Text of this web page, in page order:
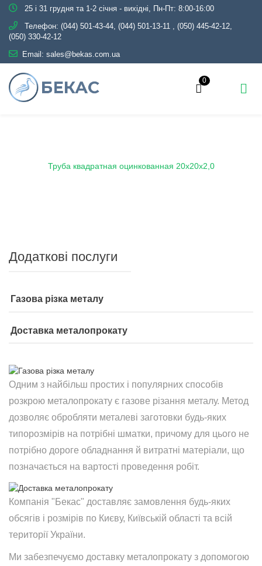
25 і 31 грудня та 1-2 січня - вихідні, Пн-Пт: 8:00-16:00
Телефон: (044) 501-43-44, (044) 501-13-11 , (050) 445-42-12,
(050) 330-42-12
Email: sales@bekas.com.ua
0
Труба квадратная оцинкованная 20х20х2,0
Додаткові послуги
Газова різка металу
Доставка металопрокату
Одним з найбільш простих і популярних способів
розкрою металопрокату є газове різання металу. Метод
дозволяє обробляти металеві заготовки будь-яких
типорозмірів на потрібні шматки, причому для цього не
потрібно дороге обладнання й витратні матеріали, що
позначається на вартості проведення робіт.
Компанія "Бекас" доставляє замовлення будь-яких
обсягів і розмірів по Києву, Київській області та всій
території України.
Ми забезпечуємо доставку металопрокату з допомогою